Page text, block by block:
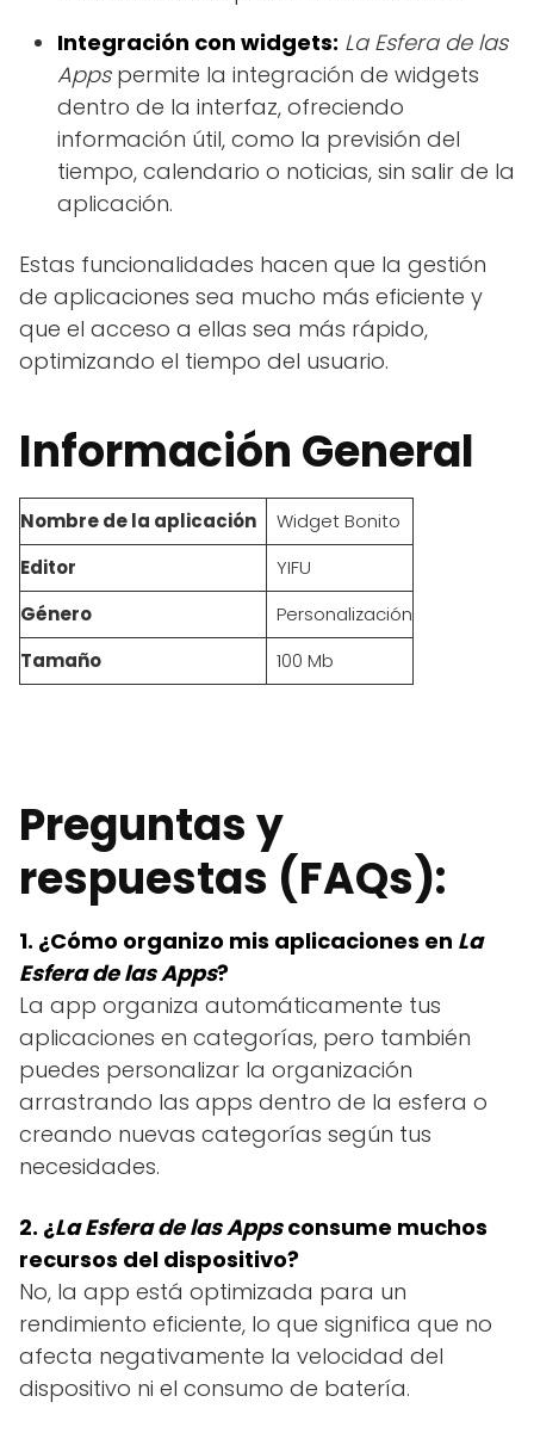
Integración con widgets: La Esfera de las
Appspermite la integración de widgets
dentro de la interfaz, ofreciendo
información útil, como la previsión del
tiempo, calendario o noticias, sin salir de la
aplicación.
Estas funcionalidades hacen que la gestión
de aplicaciones sea mucho más eficiente y
que el acceso a ellas sea más rápido,
optimizando el tiempo del usuario.
Información General
Nombre de la aplicación
Widget Bonito
Editor
YIFU
Género
Personalización
Tamaño
100 Mb
Preguntas y
respuestas (FAQs):
1. ¿Cómo organizo mis aplicaciones en La
Esfera de las Apps?
La app organiza automáticamente tus
aplicaciones en categorías, pero también
puedes personalizar la organización
arrastrando las apps dentro de la esfera o
creando nuevas categorías según tus
necesidades.
2. ¿La Esfera de las Appsconsume muchos
recursos del dispositivo?
No, la app está optimizada para un
rendimiento eficiente, lo que significa que no
afecta negativamente la velocidad del
dispositivo ni el consumo de batería.